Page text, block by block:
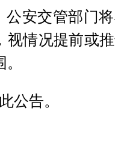
公安交管部门
视情况提前或
公告。